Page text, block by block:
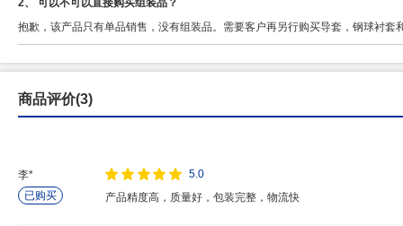
2、 可以不可以直接购买组装品？
抱歉，该产品只有单品销售，没有组装品。需要客户再另行购买导套，钢球衬套
商品评价(3)
李*
已购买
5.0
产品精度高，质量好，包装完整，物流快